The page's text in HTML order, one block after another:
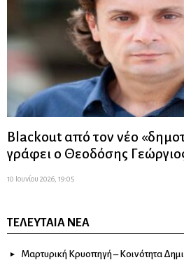
Blackout από τον νέο
γράφει ο Θεοδόσης
10 Ιουνίου 2026, 19:05
ΤΕΛΕΥΤΑΊΑ ΝΈΑ
Μαρτυρική Κρυοπηγή – Κοινότητα